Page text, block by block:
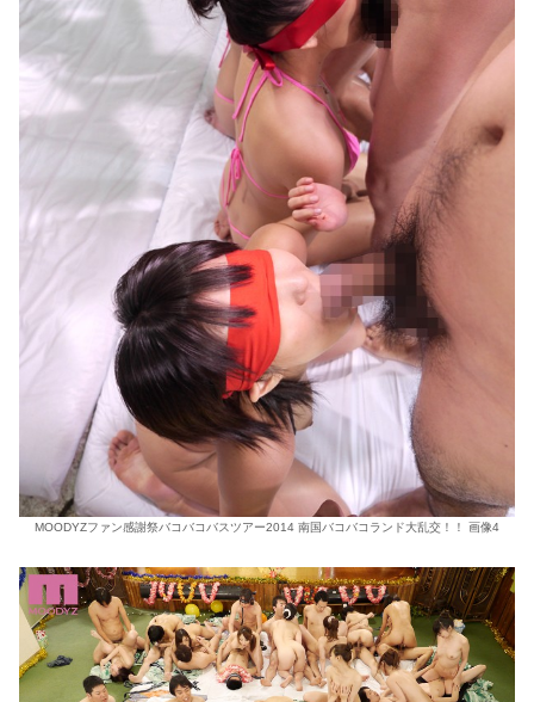
MOODYZファン感謝祭バコバコバスツアー2014 南国バコバコランド大乱交！！ 画像4